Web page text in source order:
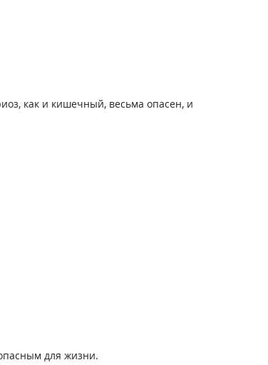
как и кишечный, весьма опасен, и
для жизни.